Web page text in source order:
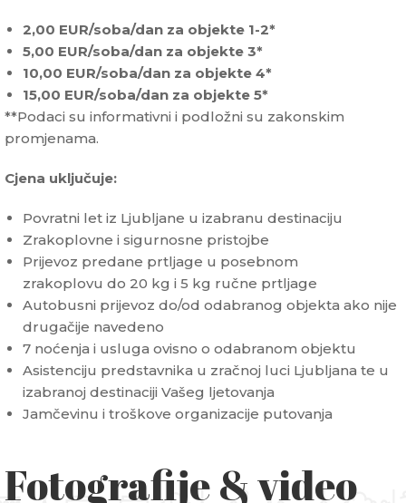
2,00 EUR/soba/dan za objekte 1-2*
5,00 EUR/soba/dan za objekte 3*
10,00 EUR/soba/dan za objekte 4*
15,00 EUR/soba/dan za objekte 5*
**Podaci su informativni i podložni su zakonskim
promjenama.
Cjena uključuje:
Povratni let iz Ljubljane u izabranu destinaciju
Zrakoplovne i sigurnosne pristojbe
Prijevoz predane prtljage u posebnom
zrakoplovu do 20 kg i 5 kg ručne prtljage
Autobusni prijevoz do/od odabranog objekta ako nije
drugačije navedeno
7 noćenja i usluga ovisno o odabranom objektu
Asistenciju predstavnika u zračnoj luci Ljubljana te u
izabranoj destinaciji Vašeg ljetovanja
Jamčevinu i troškove organizacije putovanja
Fotografije & video